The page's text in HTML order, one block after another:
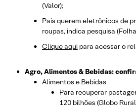
(Valor);
Pais querem eletrônicos de
roupas, indica pesquisa
Clique aqui para acessar o
Agro, Alimentos & Bebidas:
Alimentos e Bebidas
Para recuperar
120 bilhões (Globo